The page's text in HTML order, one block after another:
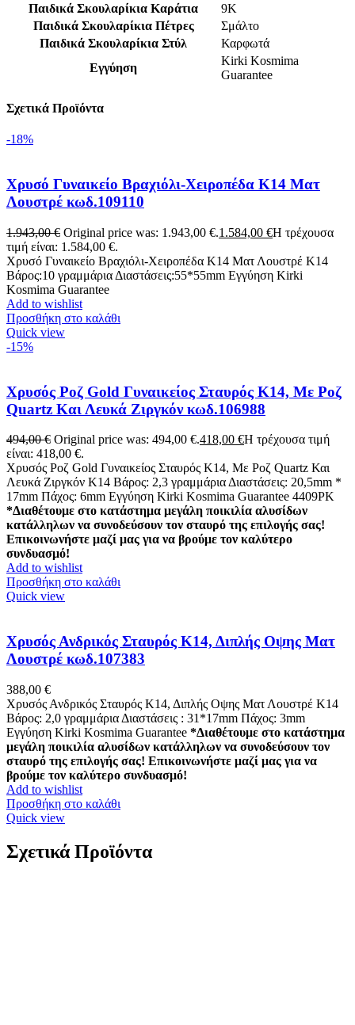
Παιδικά Σκουλαρίκια Καράτια
9K
Παιδικά Σκουλαρίκια Πέτρες
Σμάλτο
Παιδικά Σκουλαρίκια Στύλ
Καρφωτά
Εγγύηση
Kirki Kosmima
Guarantee
Σχετικά Προϊόντα
-18%
Χρυσό Γυναικείο Βραχιόλι-Χειροπέδα Κ14 Ματ
Λουστρέ κωδ.109110
1.943,00€ Original price was: 1.943,00 €.1.584,00 €Η τρέχουσα
τιμή είναι: 1.584,00 €.
Χρυσό Γυναικείο Βραχιόλι-Χειροπέδα Κ14 Ματ Λουστρέ Κ14
Βάρος:10 γραμμάρια Διαστάσεις:55*55mm Εγγύηση Kirki
Kosmima Guarantee
Add to wishlist
Προσθήκη στο καλάθι
Quick view
-15%
Χρυσός Ροζ Gold Γυναικείος Σταυρός Κ14, Με Ροζ
Quartz Και Λευκά Ζιργκόν κωδ.106988
494,00€ Original price was: 494,00 €.418,00 €Η τρέχουσα τιμή
είναι: 418,00 €.
Χρυσός Ροζ Gold Γυναικείος Σταυρός Κ14, Με Ροζ Quartz Και
Λευκά Ζιργκόν Κ14 Βάρος: 2,3 γραμμάρια Διαστάσεις: 20,5mm *
17mm Πάχος: 6mm Εγγύηση Kirki Kosmima Guarantee 4409ΡΚ
*Διαθέτουμε στο κατάστημα μεγάλη ποικιλία αλυσίδων
κατάλληλων να συνοδεύσουν τον σταυρό της επιλογής σας!
Επικοινωνήστε μαζί μας για να βρούμε τον καλύτερο
συνδυασμό!
Add to wishlist
Προσθήκη στο καλάθι
Quick view
Xρυσός Ανδρικός Σταυρός Κ14, Διπλής Οψης Ματ
Λουστρέ κωδ.107383
388,00 €
Xρυσός Ανδρικός Σταυρός Κ14, Διπλής Οψης Ματ Λουστρέ K14
Βάρος: 2,0 γραμμάρια Διαστάσεις : 31*17mm Πάχος: 3mm
Εγγύηση Kirki Kosmima Guarantee *Διαθέτουμε στο κατάστημα
μεγάλη ποικιλία αλυσίδων κατάλληλων να συνοδεύσουν τον
σταυρό της επιλογής σας! Επικοινωνήστε μαζί μας για να
βρούμε τον καλύτερο συνδυασμό!
Add to wishlist
Προσθήκη στο καλάθι
Quick view
Σχετικά Προϊόντα